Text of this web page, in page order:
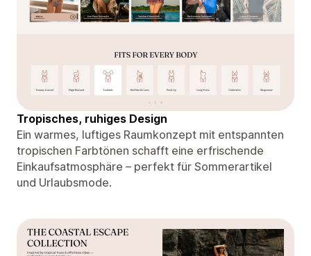
Tropisches, ruhiges Design
Ein warmes, luftiges Raumkonzept mit entspannten
tropischen Farbtönen schafft eine erfrischende
Einkaufsatmosphäre – perfekt für Sommerartikel
und Urlaubsmode.